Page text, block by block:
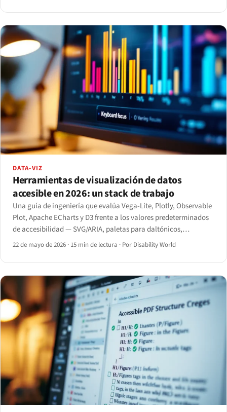
DATA-VIZ
Herramientas de visualización de datos
accesible en 2026: un stack de trabajo
Una guía de ingeniería que evalúa Vega-Lite, Plotly, Observable
Plot, Apache ECharts y D3 frente a los valores predeterminados
de accesibilidad — SVG/ARIA, paletas para daltónicos,
navegación por teclado y jerarquía para lector de pantalla —
22 de mayo de 2026 · 15 min de lectura · Por Disability World